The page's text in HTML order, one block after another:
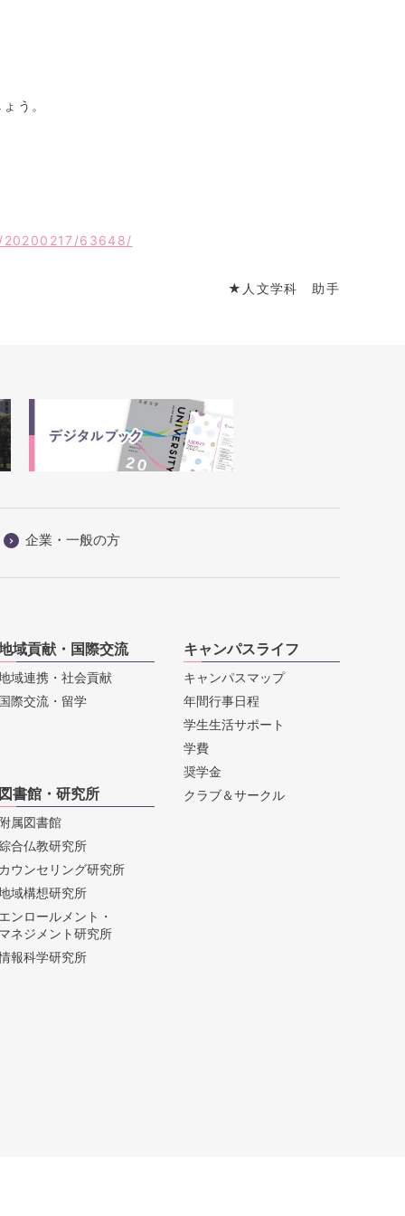
う。
63648/
★人文学科 助手
企業・一般の方
域貢献・国際交流
域連携・社会貢献
際交流・留学
キャンパスライフ
キャンパスマップ
年間行事日程
学生生活サポート
学費
奨学金
クラブ＆サークル
書館・研究所
属図書館
合仏教研究所
ウンセリング研究所
域構想研究所
ンロールメント・
ネジメント研究所
報科学研究所